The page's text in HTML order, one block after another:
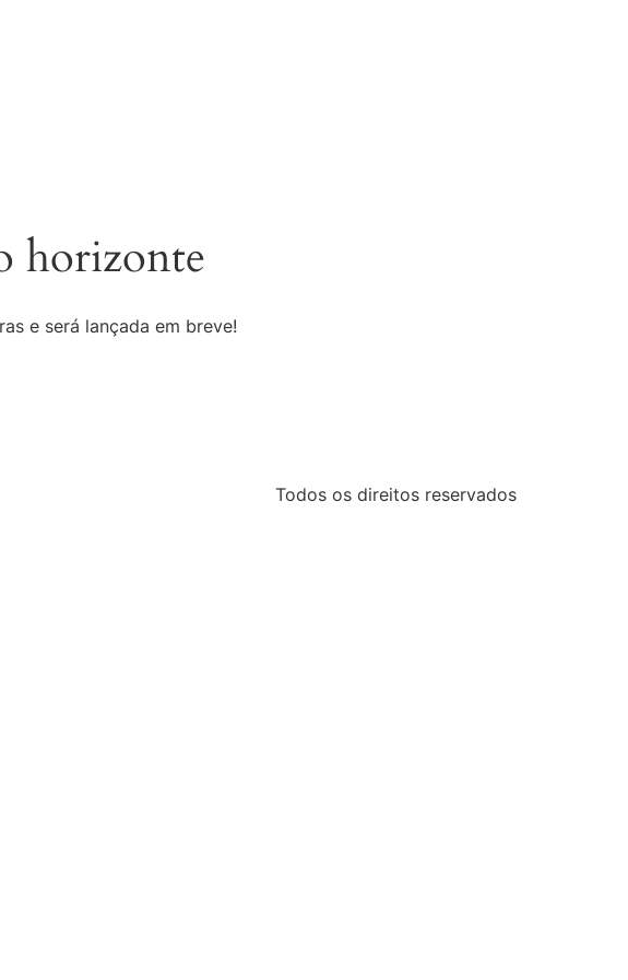
horizonte
e será lançada em breve!
Todos os direitos reservados